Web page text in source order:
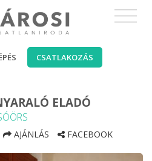
CSATLAKOZÁS
ELADÓ
AJÁNLÁS FACEBOOK